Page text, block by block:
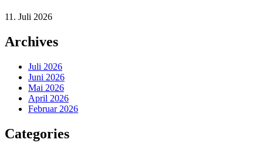
11. Juli 2026
Archives
Juli 2026
Juni 2026
Mai 2026
April 2026
Februar 2026
Categories